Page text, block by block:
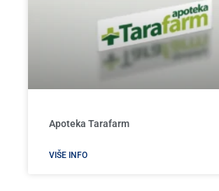
Apoteka Tarafarm
VIŠE INFO